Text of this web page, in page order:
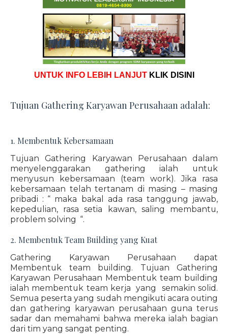
UNTUK INFO LEBIH LANJUT KLIK DISINI
Tujuan Gathering Karyawan Perusahaan adalah:
1. Membentuk Kebersamaan
Tujuan Gathering Karyawan Perusahaan dalam
menyelenggarakan gathering ialah untuk
menyusun kebersamaan (team work). Jika rasa
kebersamaan telah tertanam di masing – masing
pribadi : “ maka bakal ada rasa tanggung jawab,
kepedulian, rasa setia kawan, saling membantu,
problem solving “.
2. Membentuk Team Building yang Kuat
Gathering Karyawan Perusahaan dapat
Membentuk team building. Tujuan Gathering
Karyawan Perusahaan Membentuk team building
ialah membentuk team kerja yang semakin solid.
Semua peserta yang sudah mengikuti acara outing
dan gathering karyawan perusahaan guna terus
sadar dan memahami bahwa mereka ialah bagian
dari tim yang sangat penting.